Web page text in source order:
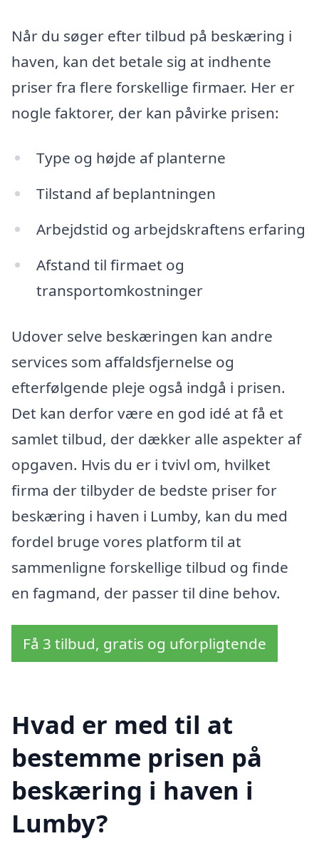
Når du søger efter tilbud på beskæring i
haven, kan det betale sig at indhente
priser fra flere forskellige firmaer. Her er
nogle faktorer, der kan påvirke prisen:
Type og højde af planterne
Tilstand af beplantningen
Arbejdstid og arbejdskraftens erfaring
Afstand til firmaet og
transportomkostninger
Udover selve beskæringen kan andre
services som affaldsfjernelse og
efterfølgende pleje også indgå i prisen.
Det kan derfor være en god idé at få et
samlet tilbud, der dækker alle aspekter af
opgaven. Hvis du er i tvivl om, hvilket
firma der tilbyder de bedste priser for
beskæring i haven i Lumby, kan du med
fordel bruge vores platform til at
sammenligne forskellige tilbud og finde
en fagmand, der passer til dine behov.
Få 3 tilbud, gratis og uforpligtende
Hvad er med til at
bestemme prisen på
beskæring i haven i
Lumby?